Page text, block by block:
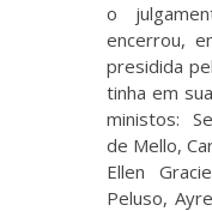
o
encerrou,
presidida
tinha em
ministos:
de Mello,
Ellen
Peluso,